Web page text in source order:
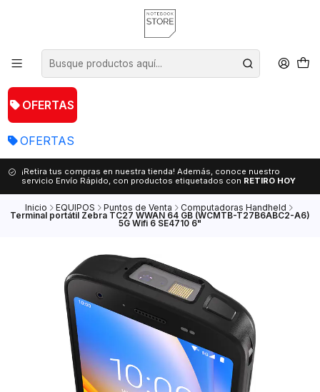
OFERTAS
OFERTAS
¡Retira tus compras en nuestra tienda! Además, conoce nuestro
servicio Envío Rápido, con productos etiquetados con RETIRO HOY
Inicio EQUIPOS Puntos de Venta Computadoras Handheld
Terminal portátil Zebra TC27 WWAN 64 GB (WCMTB-T27B6ABC2-A6)
5G Wifi 6 SE4710 6"